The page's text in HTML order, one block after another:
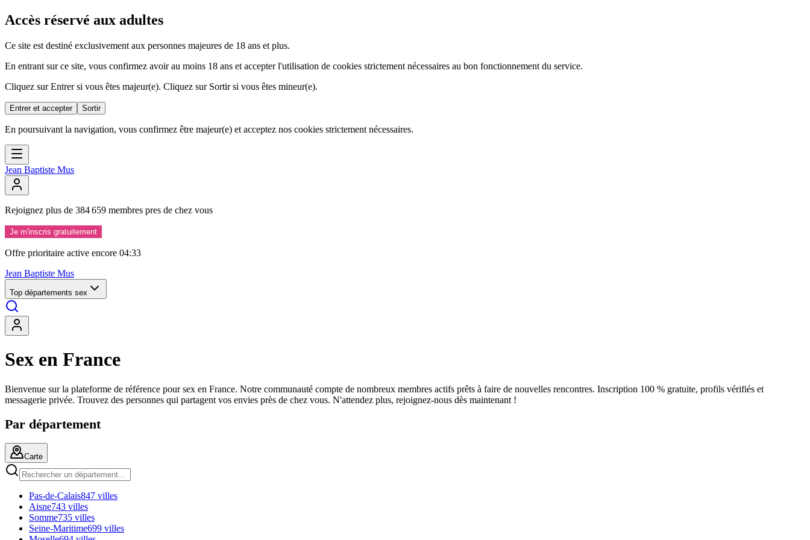
Accès réservé aux adultes
Ce site est destiné exclusivement aux personnes majeures de 18 ans et plus.
En entrant sur ce site, vous confirmez avoir au moins 18 ans et accepter l'utilisation de cookies strictement nécessaires au bon fonctionnement du service.
Cliquez sur Entrer si vous êtes majeur(e). Cliquez sur Sortir si vous êtes mineur(e).
Entrer et accepter Sortir
En poursuivant la navigation, vous confirmez être majeur(e) et acceptez nos cookies strictement nécessaires.
Jean Baptiste Mus
Rejoignez plus de 384659 membres pres de chez vous
Je m'inscris gratuitement
Offre prioritaire active encore 04:32
Jean Baptiste Mus
Top départements sex
Sex en France
Bienvenue sur la plateforme de référence pour sex en France. Notre communauté compte de nombreux membres actifs prêts à faire de nouvelles rencontres. Inscription 100 % gratuite, profils vérifiés et
messagerie privée. Trouvez des personnes qui partagent vos envies près de chez vous. N'attendez plus, rejoignez-nous dès maintenant !
Par département
Carte
Pas-de-Calais847 villes
Aisne743 villes
Somme735 villes
Seine-Maritime699 villes